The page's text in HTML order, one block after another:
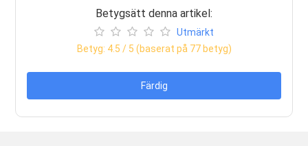
Betygsätt denna artikel:
Utmärkt
Betyg: 4.5 / 5 (baserat på 77betyg)
Färdig